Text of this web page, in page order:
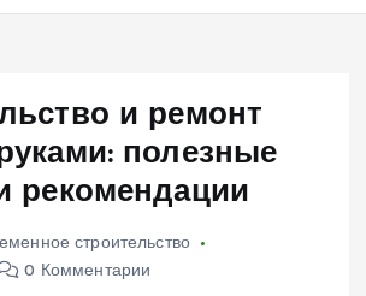
и ремонт
полезные
рекомендации
строительство
0 Комментарии